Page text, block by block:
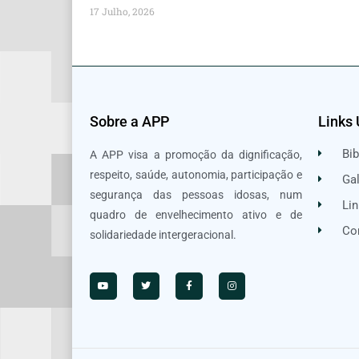
17 Julho, 2026
Sobre a APP
A APP visa a promoção da dignificação,
respeito, saúde, autonomia, participação e
segurança das pessoas idosas, num
quadro de envelhecimento ativo e de
solidariedade intergeracional.
Links